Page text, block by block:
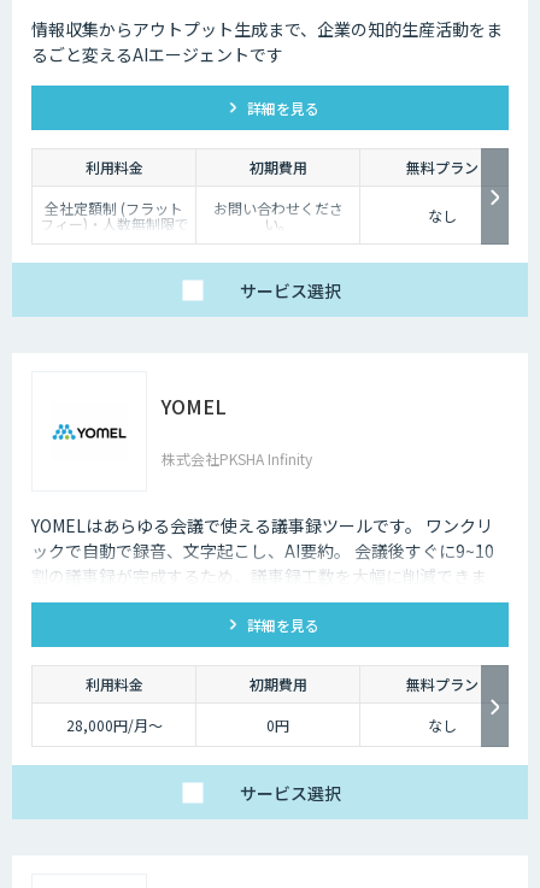
情報収集からアウトプット生成まで、企業の知的生産活動をま
るごと変えるAIエージェントです
詳細を見る
利用料金 初期費用
無料プラン
全社定額制 (フラット
フィー)・人数無制限で
ご利用いただけます。
お問い合わせくださ
い。 なし
サービス選択
YOMEL
株式会社PKSHA Infinity
YOMELはあらゆる会議で使える議事録ツールです。 ワンクリ
ックで自動で録音、文字起こし、AI要約。 会議後すぐに9~10
割の議事録が完成するため、議事録工数を大幅に削減できま
す。
詳細を見る
利用料金 初期費用
無料プラン
28,000円/月〜
0円 なし
サービス選択